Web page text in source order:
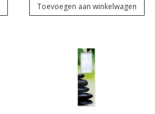
Toevoegen aan winkelwagen